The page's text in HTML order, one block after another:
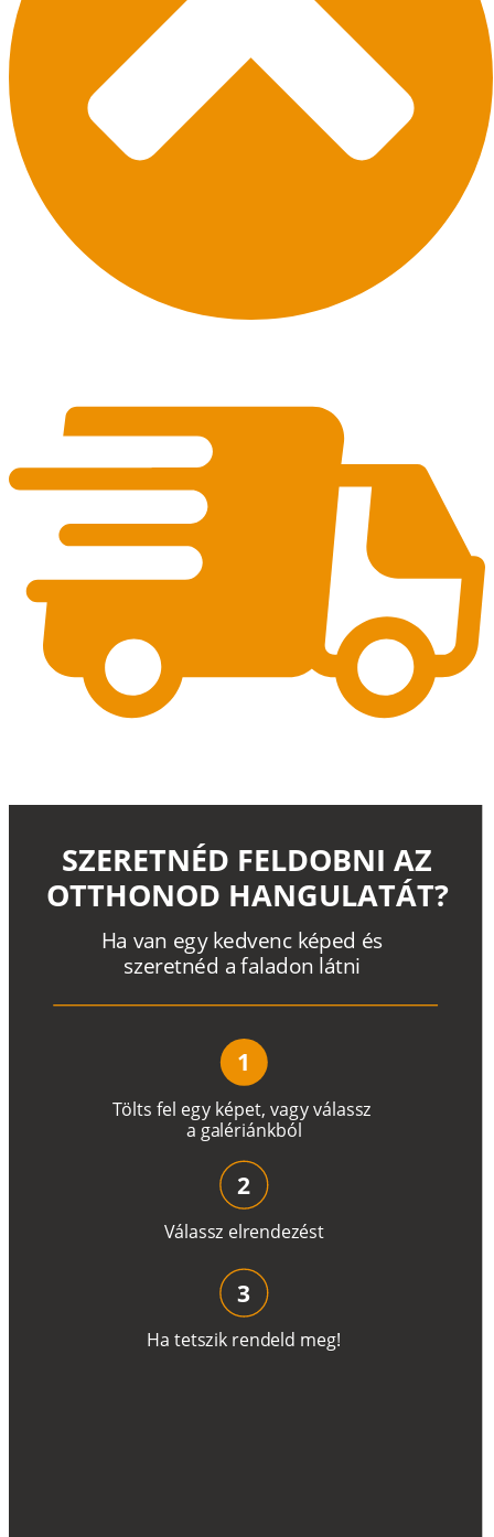
Tölts fel egy képet, vagyválassz
a galériánkból
Ha van egy kedvenc képed és
szeretnéd a faladon látni
SZERETNÉD FELDOBNI AZ
OTTHONOD HANGULATÁT?
1
Válassz elrendezést
2
Ha tetszik rendeld meg!
3